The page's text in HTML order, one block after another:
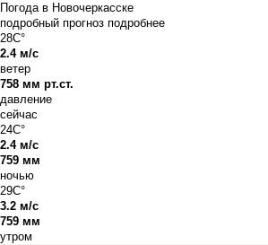
Погода в Новочеркасске
подробный прогноз подробнее
28C°
2.4 м/с
ветер
758 мм рт.ст.
давление
сейчас
24C°
2.4 м/с
759 мм
ночью
29C°
3.2 м/с
759 мм
утром